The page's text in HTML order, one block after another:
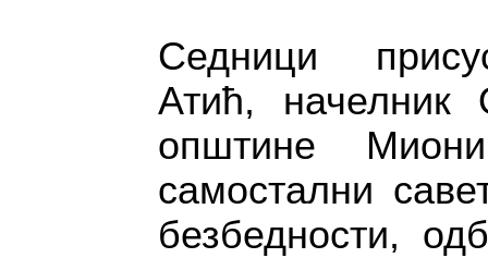
Седници
Атић, начелник
општине
самостални
безбедности,